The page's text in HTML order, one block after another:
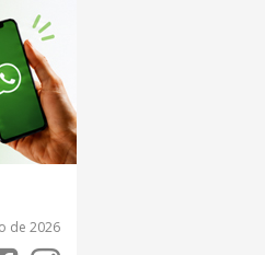
de 2026